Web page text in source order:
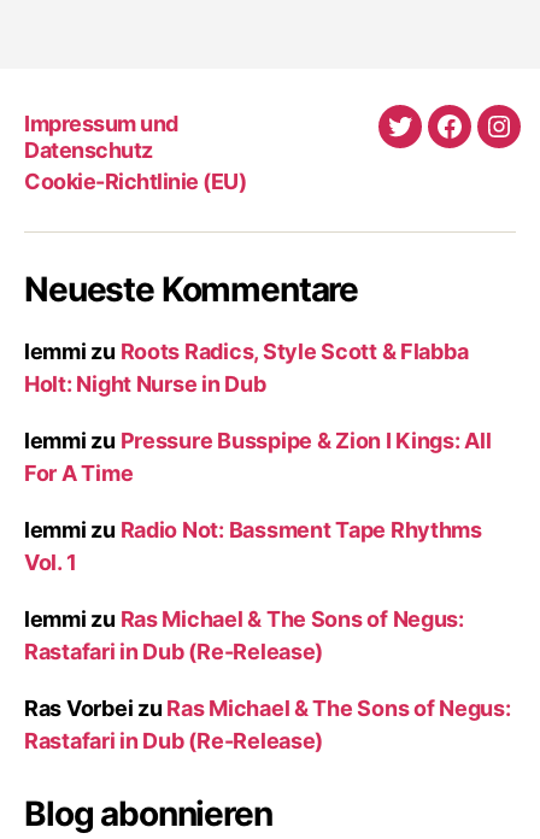
Impressum und
Datenschutz
Cookie-Richtlinie (EU)
Twitter
Neueste Kommentare
lemmi zu Roots Radics, Style Scott & Flabba
Holt: Night Nurse in Dub
lemmi zu Pressure Busspipe & Zion I Kings: All
For A Time
lemmi zu Radio Not: Bassment Tape Rhythms
Vol. 1
lemmi zu Ras Michael & The Sons of Negus:
Rastafari in Dub (Re-Release)
Ras Vorbei zu Ras Michael & The Sons of Negus:
Rastafari in Dub (Re-Release)
Blog abonnieren